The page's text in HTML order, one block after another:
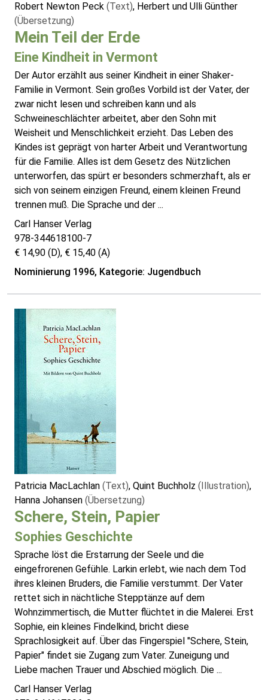
Robert Newton Peck (Text), Herbert und Ulli Günther
(Übersetzung)
Mein Teil der Erde
Eine Kindheit in Vermont
Der Autor erzählt aus seiner Kindheit in einer Shaker-
Familie in Vermont. Sein großes Vorbild ist der Vater, der
zwar nicht lesen und schreiben kann und als
Schweineschlächter arbeitet, aber den Sohn mit
Weisheit und Menschlichkeit erzieht. Das Leben des
Kindes ist geprägt von harter Arbeit und Verantwortung
für die Familie. Alles ist dem Gesetz des Nützlichen
unterworfen, das spürt er besonders schmerzhaft, als er
sich von seinem einzigen Freund, einem kleinen Freund
trennen muß. Die Sprache und der ...
Carl Hanser Verlag
978-344618100-7
€ 14,90 (D), € 15,40 (A)
Nominierung 1996, Kategorie: Jugendbuch
Patricia MacLachlan (Text), Quint Buchholz (Illustration),
Hanna Johansen (Übersetzung)
Schere, Stein, Papier
Sophies Geschichte
Sprache löst die Erstarrung der Seele und die
eingefrorenen Gefühle. Larkin erlebt, wie nach dem Tod
ihres kleinen Bruders, die Familie verstummt. Der Vater
rettet sich in nächtliche Stepptänze auf dem
Wohnzimmertisch, die Mutter flüchtet in die Malerei. Erst
Sophie, ein kleines Findelkind, bricht diese
Sprachlosigkeit auf. Über das Fingerspiel "Schere, Stein,
Papier" findet sie Zugang zum Vater. Zuneigung und
Liebe machen Trauer und Abschied möglich. Die ...
Carl Hanser Verlag